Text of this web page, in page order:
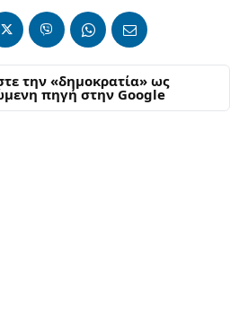
την «δημοκρατία» ως
πηγή στην Google